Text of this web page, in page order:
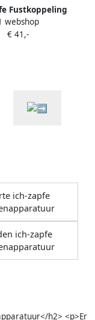
Fustkoppeling
Type S
uitgang 2x 5 8
webshop
€ 41,-
ich-zapfe
ich-zapfe
h2> <p>Er